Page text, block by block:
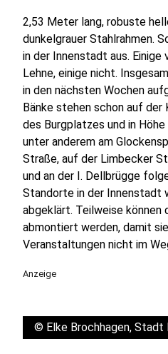
2,53 Meter lang, robuste
dunkelgrauer Stahlrahmen.
in der Innenstadt aus. Einige
Lehne, einige nicht.
in den nächsten Wochen
Bänke stehen schon auf
des Burgplatzes und in
unter anderem am
Straße, auf der Limbecker
und an der I. Dellbrügge
Standorte in der Innenstadt
abgeklärt. Teilweise können
abmontiert werden, damit
Veranstaltungen nicht im
Anzeige
© Elke Brochhagen, Stadt